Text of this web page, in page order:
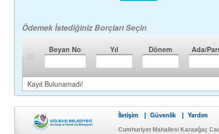
Ödemek İstediğiniz Borçları Seçin
Beyan No Yıl Dönem Ada/
Kayıt Bulunamadı!
İletişim Güvenlik Yardım
Cumhuriyet Mahallesi Karaağaç